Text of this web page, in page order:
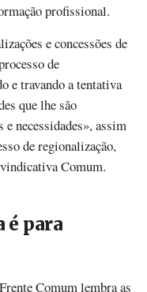
profissional.
e concessões de
de
e travando a tentativa
que lhe são
necessidades», assim
de regionalização,
Comum.
é para
Comum lembra as